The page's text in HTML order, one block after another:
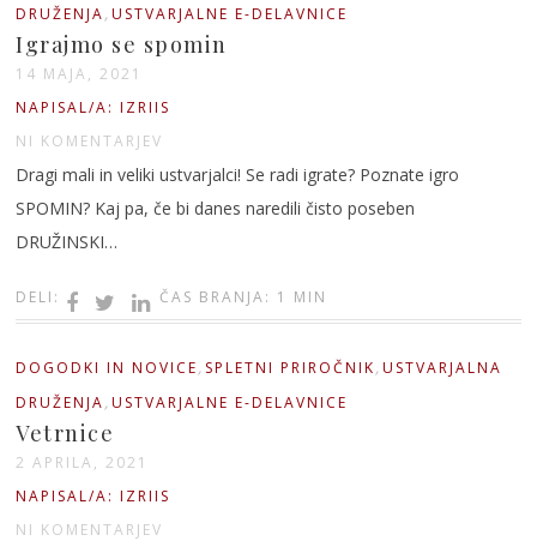
DRUŽENJA ,USTVARJALNE E-DELAVNICE
Igrajmo se spomin
14 MAJA, 2021
NAPISAL/A: IZRIIS
NI KOMENTARJEV
Dragi mali in veliki ustvarjalci! Se radi igrate? Poznate igro
SPOMIN? Kaj pa, če bi danes naredili čisto poseben
DRUŽINSKI…
DELI: ČAS BRANJA: 1 MIN
DOGODKI IN NOVICE SPLETNI PRIROČNIK ,USTVARJALNA
DRUŽENJA ,USTVARJALNE E-DELAVNICE
Vetrnice
2 APRILA, 2021
NAPISAL/A: IZRIIS
NI KOMENTARJEV